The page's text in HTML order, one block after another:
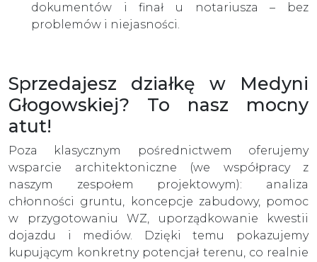
dokumentów i finał u notariusza – bez
problemów i niejasności.
Sprzedajesz działkę w Medyni
Głogowskiej? To nasz mocny
atut!
Poza klasycznym pośrednictwem oferujemy
wsparcie architektoniczne (we współpracy z
naszym zespołem projektowym): analiza
chłonności gruntu, koncepcje zabudowy, pomoc
w przygotowaniu WZ, uporządkowanie kwestii
dojazdu i mediów. Dzięki temu pokazujemy
kupującym konkretny potencjał terenu, co realnie